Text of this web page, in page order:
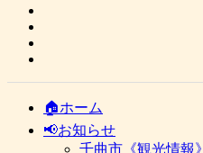
🏠ホーム
📢お知らせ
千曲市《観光情報》